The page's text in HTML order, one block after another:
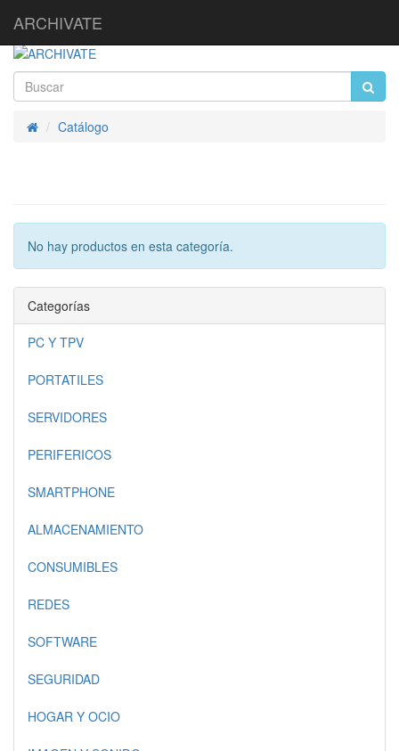
ARCHIVATE
InicioCatálogo
No hay productos en esta categoría.
Categorías
PC Y TPV
PORTATILES
SERVIDORES
PERIFERICOS
SMARTPHONE
ALMACENAMIENTO
CONSUMIBLES
REDES
SOFTWARE
SEGURIDAD
HOGAR Y OCIO